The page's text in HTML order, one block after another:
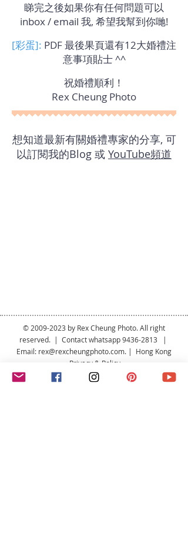
睇完之後如果你有任何問題可以
inbox / email 我, 希望我幫到你哋!
[彩蛋]: PDF 最後果頁還有12大婚禮注
意事項貼士 ^^
祝婚禮順利！
Rex Cheung Photo
想知道最新有關婚禮專家的分享, 可
以訂閱我的Blog 或 YouTube頻道
© 2009-2023 by Rex Cheung Photo. All right
reserved. | Contact whatsapp9436-2813 |
Email: rex@rexcheungphoto.com. | Hong Kong
Privacy & Policy